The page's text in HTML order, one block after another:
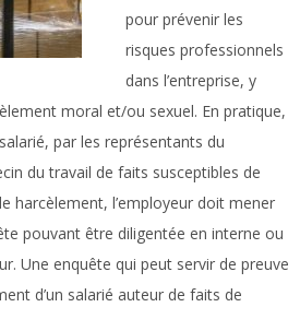
pour prévenir les
risques professionnels
dans l’entreprise, y
moral et/ou sexuel. En pratique,
par les représentants du
du travail de faits susceptibles de
harcèlement, l’employeur doit mener
pouvant être diligentée en interne ou
Une enquête qui peut servir de preuve
d’un salarié auteur de faits de